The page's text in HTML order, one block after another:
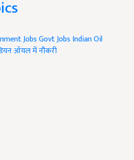
JobsGovt Jobs Indian Oil
ऑयल में नौकरी